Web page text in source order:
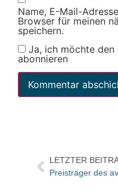
Name, E-Mail-
Browser für meinen
speichern.
Ja, ich möchte
abonnieren
LETZTER